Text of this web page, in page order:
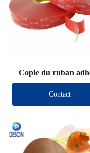
Copie du ruban
double face VHB
marque)
Contact